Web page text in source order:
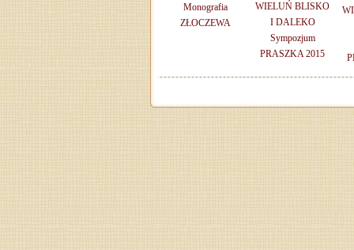
Monografia
ZŁOCZEWA
WIELUŃ BLISKO
I DALEKO
Sympozjum
PRASZKA 2015